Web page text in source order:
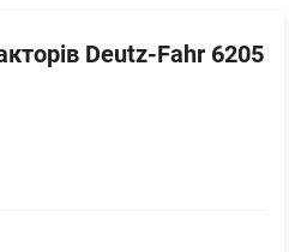
Deutz-Fahr 6205